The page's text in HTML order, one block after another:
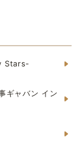
Stars-
ギャバン イン